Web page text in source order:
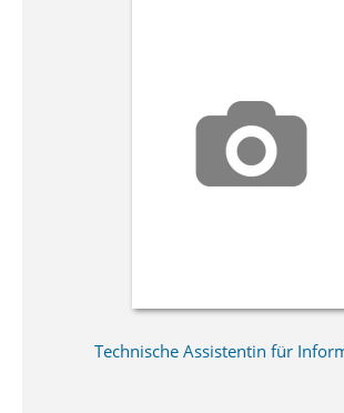
Technische Assistentin für